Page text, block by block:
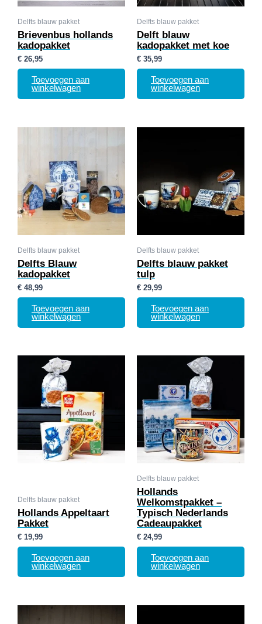
Delfts blauw pakket
Brievenbus hollands
kadopakket
€ 26,95
Toevoegen aan
winkelwagen
Delfts blauw pakket
Delft blauw
kadopakket met koe
€ 35,99
Toevoegen aan
winkelwagen
Delfts blauw pakket
Delfts Blauw
kadopakket
€ 48,99
Toevoegen aan
winkelwagen
Delfts blauw pakket
Delfts blauw pakket
tulp
€ 29,99
Toevoegen aan
winkelwagen
Delfts blauw pakket
Hollands Appeltaart
Pakket
€ 19,99
Toevoegen aan
winkelwagen
Delfts blauw pakket
Hollands
Welkomstpakket –
Typisch Nederlands
Cadeaupakket
€ 24,99
Toevoegen aan
winkelwagen